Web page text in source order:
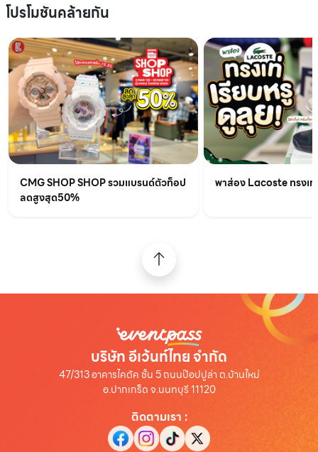
โปรโมชันคล้ายกัน
CMG SHOP SHOP รวมแบรนด์ตัวท็อป
ลดสูงสุด50%
พาส่อง Lacoste ทรงเ
บริษัท อีเว้นท์ไทย จำกัด
47/313 อาคารไคตัค ชั้น 5 ถนนป๊อปปูล่า ต.บ้านใหม่
อ.ปากเกร็ด จ.นนทบุรี 11120
ติดตามเรา :